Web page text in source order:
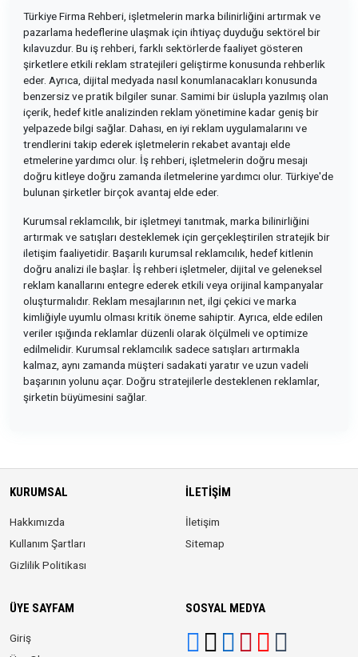
Türkiye Firma Rehberi, işletmelerin marka bilinirliğini artırmak ve
pazarlama hedeflerine ulaşmak için ihtiyaç duyduğu sektörel bir
kılavuzdur. Bu iş rehberi, farklı sektörlerde faaliyet gösteren
şirketlere etkili reklam stratejileri geliştirme konusunda rehberlik
eder. Ayrıca, dijital medyada nasıl konumlanacakları konusunda
benzersiz ve pratik bilgiler sunar. Samimi bir üslupla yazılmış olan
içerik, hedef kitle analizinden reklam yönetimine kadar geniş bir
yelpazede bilgi sağlar. Dahası, en iyi reklam uygulamalarını ve
trendlerini takip ederek işletmelerin rekabet avantajı elde
etmelerine yardımcı olur. İş rehberi, işletmelerin doğru mesajı
doğru kitleye doğru zamanda iletmelerine yardımcı olur. Türkiye'de
bulunan şirketler birçok avantaj elde eder.
Kurumsal reklamcılık, bir işletmeyi tanıtmak, marka bilinirliğini
artırmak ve satışları desteklemek için gerçekleştirilen stratejik bir
iletişim faaliyetidir. Başarılı kurumsal reklamcılık, hedef kitlenin
doğru analizi ile başlar. İş rehberi işletmeler, dijital ve geleneksel
reklam kanallarını entegre ederek etkili veya orijinal kampanyalar
oluşturmalıdır. Reklam mesajlarının net, ilgi çekici ve marka
kimliğiyle uyumlu olması kritik öneme sahiptir. Ayrıca, elde edilen
veriler ışığında reklamlar düzenli olarak ölçülmeli ve optimize
edilmelidir. Kurumsal reklamcılık sadece satışları artırmakla
kalmaz, aynı zamanda müşteri sadakati yaratır ve uzun vadeli
başarının yolunu açar. Doğru stratejilerle desteklenen reklamlar,
şirketin büyümesini sağlar.
KURUMSAL
Hakkımızda
Kullanım Şartları
Gizlilik Politikası
İLETIŞIM
İletişim
Sitemap
ÜYE SAYFAM
Giriş
SOSYAL MEDYA